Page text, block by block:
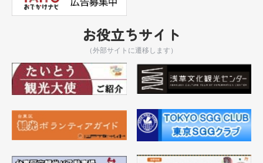
お役立ちサイト
（外部サイトに遷移します）